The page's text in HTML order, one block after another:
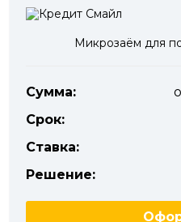
Микрозаём для
Сумма:
Срок:
Ставка:
Решение: